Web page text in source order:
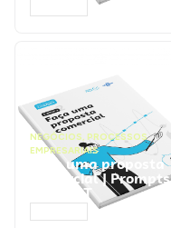
NEGÓCIOS, PROCESSOS
EMPRESARIAIS
Faça uma proposta
comercial | Prompts
ChatGPT